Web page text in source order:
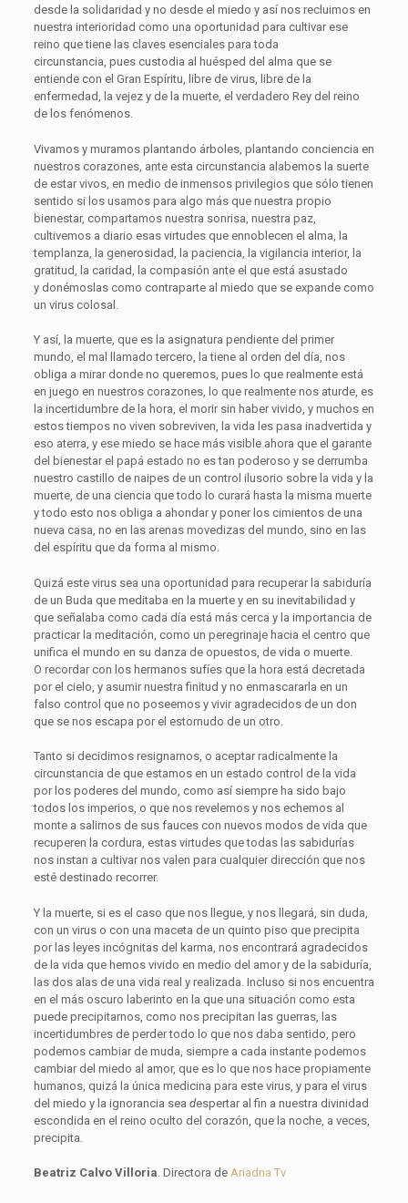
desde la solidaridad y no desde el miedo y así nos recluimos en
nuestra interioridad como una oportunidad para cultivar ese
reino que tiene las claves esenciales para toda
circunstancia, pues custodia al huésped del alma que se
entiende con el Gran Espíritu, libre de virus, libre de la
enfermedad, la vejez y de la muerte, el verdadero Rey del reino
de los fenómenos.
Vivamos y muramos plantando árboles, plantando conciencia en
nuestros corazones, ante esta circunstancia alabemos la suerte
de estar vivos, en medio de inmensos privilegios que sólo tienen
sentido si los usamos para algo más que nuestra propio
bienestar, compartamos nuestra sonrisa, nuestra paz,
cultivemos a diario esas virtudes que ennoblecen el alma, la
templanza, la generosidad, la paciencia, la vigilancia interior, la
gratitud, la caridad, la compasión ante el que está asustado
y donémoslas como contraparte al miedo que se expande como
un virus colosal.
Y así, la muerte, que es la asignatura pendiente del primer
mundo, el mal llamado tercero, la tiene al orden del día, nos
obliga a mirar donde no queremos, pues lo que realmente está
en juego en nuestros corazones, lo que realmente nos aturde, es
la incertidumbre de la hora, el morir sin haber vivido, y muchos en
estos tiempos no viven sobreviven, la vida les pasa inadvertida y
eso aterra, y ese miedo se hace más visible ahora que el garante
del bienestar el papá estado no es tan poderoso y se derrumba
nuestro castillo de naipes de un control ilusorio sobre la vida y la
muerte, de una ciencia que todo lo curará hasta la misma muerte
y todo esto nos obliga a ahondar y poner los cimientos de una
nueva casa, no en las arenas movedizas del mundo, sino en las
del espíritu que da forma al mismo.
Quizá este virus sea una oportunidad para recuperar la sabiduría
de un Buda que meditaba en la muerte y en su inevitabilidad y
que señalaba como cada día está más cerca y la importancia de
practicar la meditación, como un peregrinaje hacia el centro que
unifica el mundo en su danza de opuestos, de vida o muerte.
O recordar con los hermanos sufíes que la hora está decretada
por el cielo, y asumir nuestra finitud y no enmascararla en un
falso control que no poseemos y vivir agradecidos de un don
que se nos escapa por el estornudo de un otro.
Tanto si decidimos resignarnos, o aceptar radicalmente la
circunstancia de que estamos en un estado control de la vida
por los poderes del mundo, como así siempre ha sido bajo
todos los imperios, o que nos revelemos y nos echemos al
monte a salirnos de sus fauces con nuevos modos de vida que
recuperen la cordura, estas virtudes que todas las sabidurías
nos instan a cultivar nos valen para cualquier dirección que nos
esté destinado recorrer.
Y la muerte, si es el caso que nos llegue, y nos llegará, sin duda,
con un virus o con una maceta de un quinto piso que precipita
por las leyes incógnitas del karma, nos encontrará agradecidos
de la vida que hemos vivido en medio del amor y de la sabiduría,
las dos alas de una vida real y realizada. Incluso si nos encuentra
en el más oscuro laberinto en la que una situación como esta
puede precipitarnos, como nos precipitan las guerras, las
incertidumbres de perder todo lo que nos daba sentido, pero
podemos cambiar de muda, siempre a cada instante podemos
cambiar del miedo al amor, que es lo que nos hace propiamente
humanos, quizá la única medicina para este virus, y para el virus
del miedo y la ignorancia sea despertar al fin a nuestra divinidad
escondida en el reino oculto del corazón, que la noche, a veces,
precipita.
Beatriz Calvo Villoria. Directora de Ariadna Tv